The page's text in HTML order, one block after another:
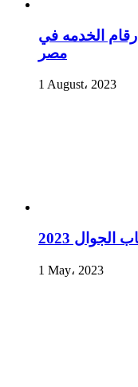
الخدمه في
مصر
1 August، 2023
1 May، 2023